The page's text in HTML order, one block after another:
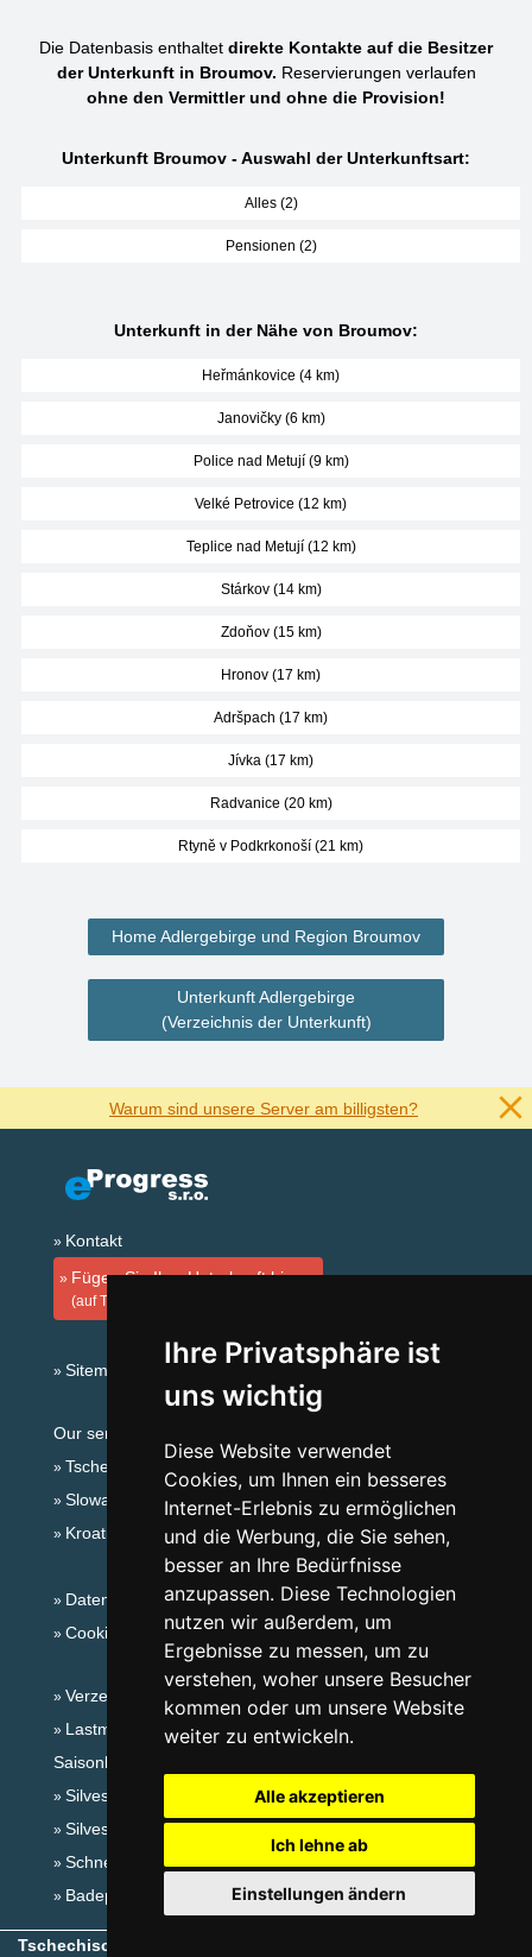
Ihre Privatsphäre ist
uns wichtig
Diese Website verwendet
Cookies, um Ihnen ein besseres
Internet-Erlebnis zu ermöglichen
und die Werbung, die Sie sehen,
besser an Ihre Bedürfnisse
anzupassen. Diese Technologien
nutzen wir außerdem, um
Ergebnisse zu messen, um zu
verstehen, woher unsere Besucher
kommen oder um unsere Website
weiter zu entwickeln.
Alle akzeptieren
Ich lehne ab
Einstellungen ändern
Die Datenbasis enthaltet direkte Kontakte auf die Besitzer
der Unterkunft in Broumov. Reservierungen verlaufen
ohne den Vermittler und ohne die Provision!
Unterkunft Broumov - Auswahl der Unterkunftsart:
Alles (2)
Pensionen (2)
Unterkunft in der Nähe von Broumov:
Heřmánkovice (4 km)
Janovičky (6 km)
Police nad Metují (9 km)
Velké Petrovice (12 km)
Teplice nad Metují (12 km)
Stárkov (14 km)
Zdoňov (15 km)
Hronov (17 km)
Adršpach (17 km)
Jívka (17 km)
Radvanice (20 km)
Rtyně v Podkrkonoší (21 km)
Home Adlergebirge und Region Broumov
Unterkunft Adlergebirge
(Verzeichnis der Unterkunft)
Warum sind unsere Server am billigsten?
Kontakt
Fügen Sie Ihre Unterkunft hinzu
(auf Tschechisch)
Sitemap
Our servers:
Tschechische Gebirge
Slowakische Gebirge
Kroatien
Datenschutz
Cookies
Verzeichnis der Unterkunft
Lastminute Adlergebirge
Saisonlinks:
Silvester Adlergebirge
Silvester im Gebirge 2025/26
Schneehöhen
Badeplätze
Tschechische Gebirge